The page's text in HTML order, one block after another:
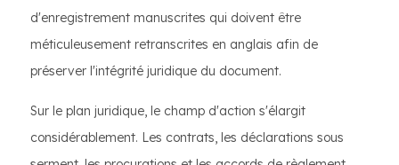
d'enregistrement manuscrites qui doivent être
méticuleusement retranscrites en anglais afin de
préserver l'intégrité juridique du document.
Sur le plan juridique, le champ d'action s'élargit
considérablement. Les contrats, les déclarations sous